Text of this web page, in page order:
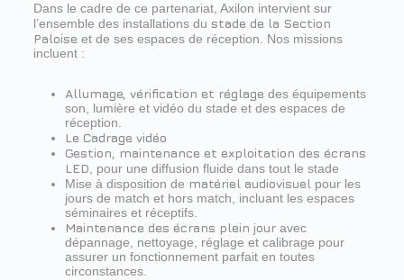
Dans le cadre de ce partenariat, Axilon intervient sur
l’ensemble des installations du stade de la Section
Paloiseet de ses espaces de réception. Nos missions
incluent :
Allumage, vérification et réglagedes équipements
son, lumière et vidéo du stade et des espaces de
réception.
Le Cadrage vidéo
Gestion, maintenance et exploitation des écrans
LED, pour une diffusion fluide dans tout le stade
Mise à disposition de matériel audiovisuelpour les
jours de match et hors match, incluant les espaces
séminaires et réceptifs.
Maintenance des écrans plein jouravec
dépannage, nettoyage, réglage et calibrage pour
assurer un fonctionnement parfait en toutes
circonstances.